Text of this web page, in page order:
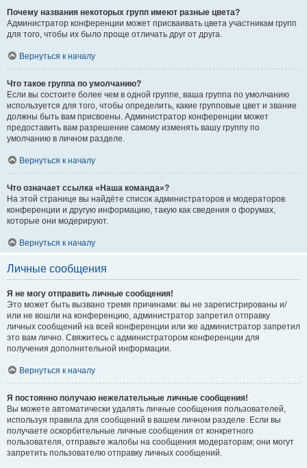
Почему названия некоторых групп имеют разные цвета?
Администратор конференции может присваивать цвета участникам групп
для того, чтобы их было проще отличать друг от друга.
Вернуться к началу
Что такое группа по умолчанию?
Если вы состоите более чем в одной группе, ваша группа по умолчанию
используется для того, чтобы определить, какие групповые цвет и звание
должны быть вам присвоены. Администратор конференции может
предоставить вам разрешение самому изменять вашу группу по
умолчанию в личном разделе.
Вернуться к началу
Что означает ссылка «Наша команда»?
На этой странице вы найдёте список администраторов и модераторов
конференции и другую информацию, такую как сведения о форумах,
которые они модерируют.
Вернуться к началу
Личные сообщения
Я не могу отправить личные сообщения!
Это может быть вызвано тремя причинами: вы не зарегистрированы и/
или не вошли на конференцию, администратор запретил отправку
личных сообщений на всей конференции или же администратор запретил
это вам лично. Свяжитесь с администратором конференции для
получения дополнительной информации.
Вернуться к началу
Я постоянно получаю нежелательные личные сообщения!
Вы можете автоматически удалять личные сообщения пользователей,
используя правила для сообщений в вашем личном разделе. Если вы
получаете оскорбительные личные сообщения от конкретного
пользователя, отправьте жалобы на сообщения модераторам; они могут
запретить пользователю отправку личных сообщений.